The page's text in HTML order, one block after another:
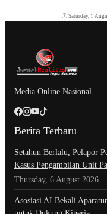
Saturday, 1
Media Online Nasional
Berita Terbaru
Setahun Berlalu, Pelapor
Kasus Pengambilan Unit
Thursday, 6 August 2026
Asosiasi AI Bekali